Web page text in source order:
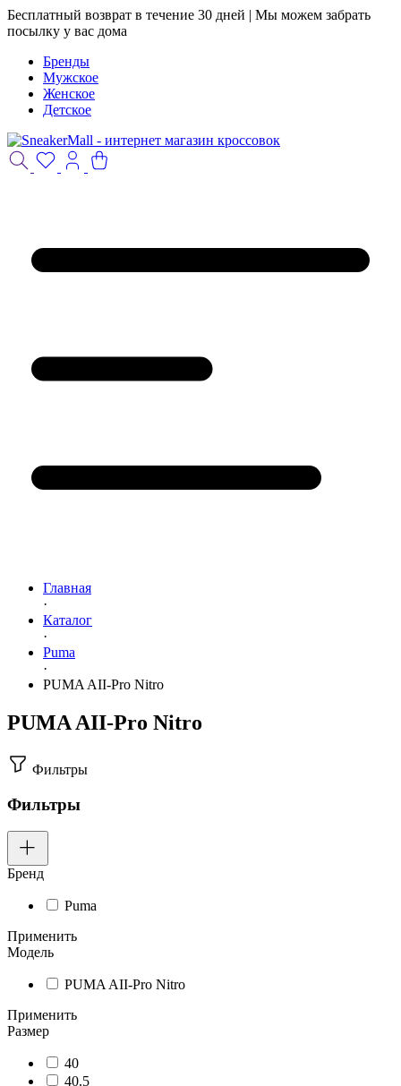
Бесплатный возврат в течение 30 дней | Мы можем забрать
посылку у вас дома
Бренды
Мужское
Женское
Детское
Главная
·
Каталог
·
Puma
·
PUMA AII-Pro Nitro
PUMA AII-Pro Nitro
Фильтры
Фильтры
Бренд
Puma
Применить
Модель
PUMA AII-Pro Nitro
Применить
Размер
40
40.5